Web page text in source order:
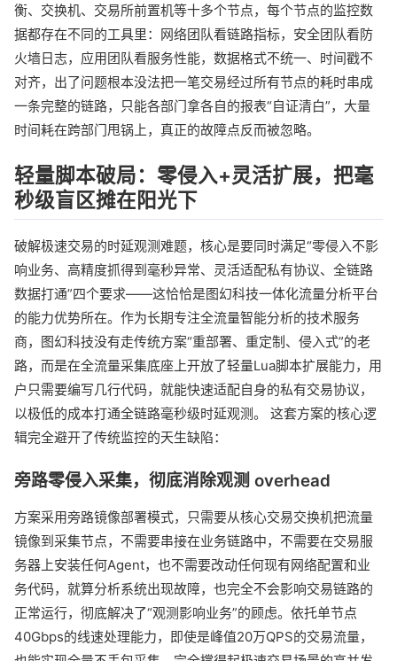
衡、交换机、交易所前置机等十多个节点，每个节点的监控数
据都存在不同的工具里：网络团队看链路指标，安全团队看防
火墙日志，应用团队看服务性能，数据格式不统一、时间戳不
对齐，出了问题根本没法把一笔交易经过所有节点的耗时串成
一条完整的链路，只能各部门拿各自的报表“自证清白”，大量
时间耗在跨部门甩锅上，真正的故障点反而被忽略。
轻量脚本破局：零侵入+灵活扩展，把毫
秒级盲区摊在阳光下
破解极速交易的时延观测难题，核心是要同时满足“零侵入不影
响业务、高精度抓得到毫秒异常、灵活适配私有协议、全链路
数据打通”四个要求——这恰恰是图幻科技一体化流量分析平台
的能力优势所在。作为长期专注全流量智能分析的技术服务
商，图幻科技没有走传统方案“重部署、重定制、侵入式”的老
路，而是在全流量采集底座上开放了轻量Lua脚本扩展能力，用
户只需要编写几行代码，就能快速适配自身的私有交易协议，
以极低的成本打通全链路毫秒级时延观测。 这套方案的核心逻
辑完全避开了传统监控的天生缺陷：
旁路零侵入采集，彻底消除观测 overhead
方案采用旁路镜像部署模式，只需要从核心交易交换机把流量
镜像到采集节点，不需要串接在业务链路中，不需要在交易服
务器上安装任何Agent，也不需要改动任何现有网络配置和业
务代码，就算分析系统出现故障，也完全不会影响交易链路的
正常运行，彻底解决了“观测影响业务”的顾虑。依托单节点
40Gbps的线速处理能力，即使是峰值20万QPS的交易流量，